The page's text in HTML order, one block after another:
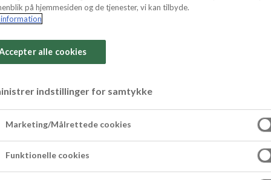
påskeæg med
marcipan, som er overtrukket med mørk
med jordbærpulver af frysetørret jordbær og
på hjemmesiden og de tjenester, vi kan tilbyde.
alle cookies
indstillinger for samtykke
Marketing/Målrettede cookies
Funktionelle cookies